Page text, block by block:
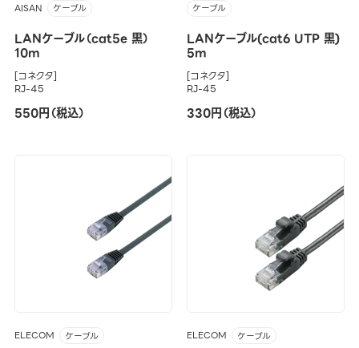
AISAN ケーブル
LANケーブル（cat5e 黒）
10m
[コネクタ]
RJ-45
550円（税込）
ケーブル
LANケーブル(cat6 UTP 黒)
5m
[コネクタ]
RJ-45
330円（税込）
ELECOM ケーブル ELECOM ケーブル